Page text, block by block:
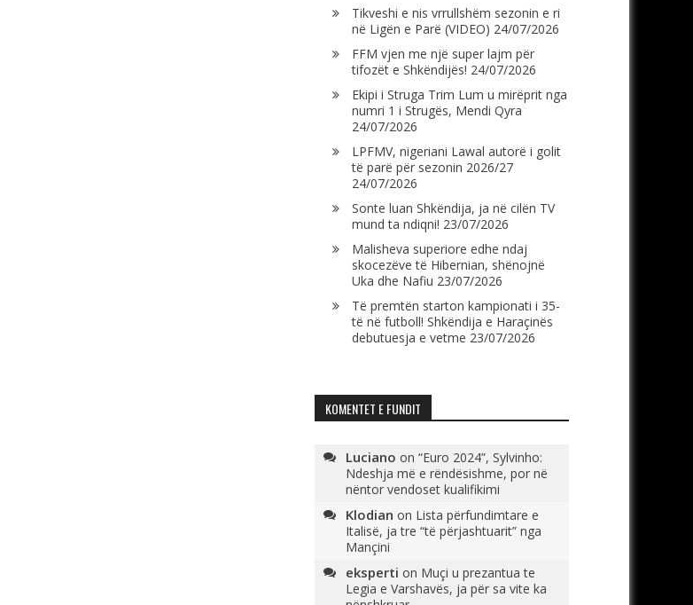
Tikveshi e nis vrrullshëm sezonin e ri
në Ligën e Parë (VIDEO) 24/07/2026
FFM vjen me një super lajm për
tifozët e Shkëndijës! 24/07/2026
Ekipi i Struga Trim Lum u mirëprit nga
numri 1 i Strugës, Mendi Qyra
24/07/2026
LPFMV, nigeriani Lawal autorë i golit
të parë për sezonin 2026/27
24/07/2026
Sonte luan Shkëndija, ja në cilën TV
mund ta ndiqni! 23/07/2026
Malisheva superiore edhe ndaj
skocezëve të Hibernian, shënojnë
Uka dhe Nafiu 23/07/2026
Të premtën starton kampionati i 35-
të në futboll! Shkëndija e Haraçinës
debutuesja e vetme 23/07/2026
KOMENTET E FUNDIT
Luciano on “Euro 2024”, Sylvinho:
Ndeshja më e rëndësishme, por në
nëntor vendoset kualifikimi
Klodian on Lista përfundimtare e
Italisë, ja tre “të përjashtuarit” nga
Mançini
eksperti on Muçi u prezantua te
Legia e Varshavës, ja për sa vite ka